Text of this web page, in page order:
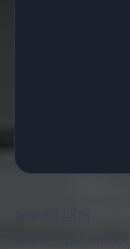
Jester는 The